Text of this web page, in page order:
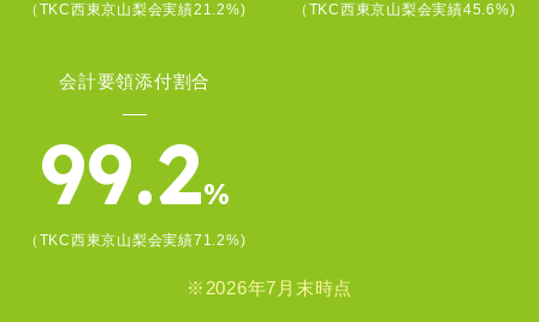
（TKC西東京山梨会実績21.2%) （TKC西東京山梨会実績45.6%)
会計要領添付割合
99.2%
（TKC西東京山梨会実績71.2%)
※2026年7月末時点